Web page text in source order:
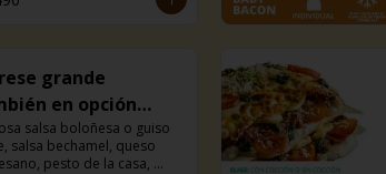
grande
en opción
salsa boloñesa o guiso
salsa bechamel, queso
pesto de la casa,